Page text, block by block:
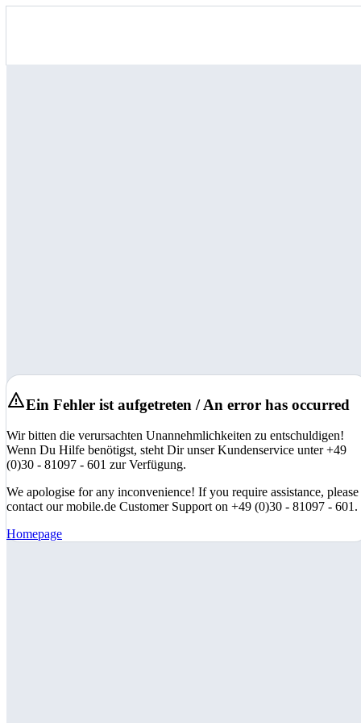
Ein Fehler ist aufgetreten / An error has occurred
Wir bitten die verursachten Unannehmlichkeiten zu entschuldigen!
Wenn Du Hilfe benötigst, steht Dir unser Kundenservice unter +49
(0)30 - 81097 - 601 zur Verfügung.
We apologise for any inconvenience! If you require assistance, please
contact our mobile.de Customer Support on +49 (0)30 - 81097 - 601.
Homepage